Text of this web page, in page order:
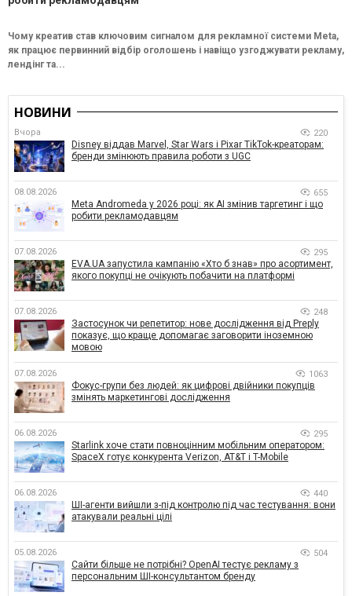
Чому креатив став ключовим сигналом для рекламної системи Meta,
як працює первинний відбір оголошень і навіщо узгоджувати рекламу,
лендінг та...
НОВИНИ
Вчора 220
Disney віддав Marvel, Star Wars і Pixar TikTok-креаторам:
бренди змінюють правила роботи з UGC
08.08.2026 655
Meta Andromeda у 2026 році: як AI змінив таргетинг і що
робити рекламодавцям
07.08.2026 295
EVA.UA запустила кампанію «Хто б знав» про асортимент,
якого покупці не очікують побачити на платформі
07.08.2026 248
Застосунок чи репетитор: нове дослідження від Preply
показує, що краще допомагає заговорити іноземною
мовою
07.08.2026 1063
Фокус-групи без людей: як цифрові двійники покупців
змінять маркетингові дослідження
06.08.2026 295
Starlink хоче стати повноцінним мобільним оператором:
SpaceX готує конкурента Verizon, AT&T і T-Mobile
06.08.2026 440
ШІ-агенти вийшли з-під контролю під час тестування: вони
атакували реальні цілі
05.08.2026 504
Сайти більше не потрібні? OpenAI тестує рекламу з
персональним ШІ-консультантом бренду